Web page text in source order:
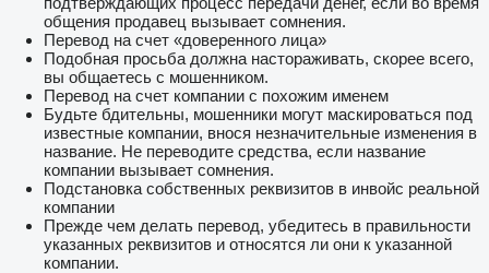
общения продавец вызывает сомнения.
Перевод на счет «доверенного лица»
Подобная просьба должна настораживать, скорее всего,
вы общаетесь с мошенником.
Перевод на счет компании с похожим именем
Будьте бдительны, мошенники могут маскироваться под
известные компании, внося незначительные изменения в
название. Не переводите средства, если название
компании вызывает сомнения.
Подстановка собственных реквизитов в инвойс реальной
компании
Прежде чем делать перевод, убедитесь в правильности
указанных реквизитов и относятся ли они к указанной
компании.